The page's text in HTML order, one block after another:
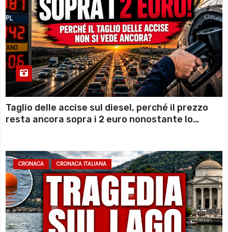
Taglio delle accise sul diesel, perché il prezzo
resta ancora sopra i 2 euro nonostante lo
CRONACA CRONACA ITALIANA